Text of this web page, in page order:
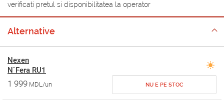
verificati pretul si disponibilitatea la operator
Alternative
Nexen
N`Fera RU1
1 999 MDL/un NU E PE STOC